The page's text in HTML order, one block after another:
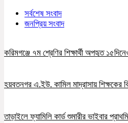
সর্বশেষ সংবাদ
জনপ্রিয় সংবাদ
করিমগঞ্জে ৭ম শ্রেণির শিক্ষার্থী অপহৃত
হয়বতনগর এ.ইউ. কামিল মাদ্রাসায় শিক্ষকের
তাড়াইলে ফ্যামিলি কার্ড শুমারীর ভাইবার